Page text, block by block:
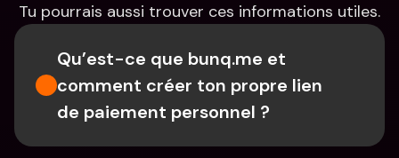
Tu pourrais aussi trouver ces informations utiles.
Qu’est-ce que bunq.me et
comment créer ton propre lien
de paiement personnel ?